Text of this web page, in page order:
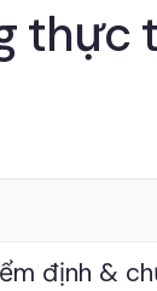
thực
định &